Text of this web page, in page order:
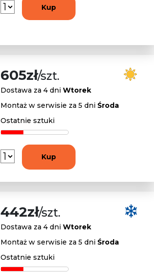
Kup
605zł/szt.
Dostawa za 4 dni Wtorek
Montaż w serwisie za 5 dni Środa
Ostatnie sztuki
Kup
442zł/szt.
Dostawa za 4 dni Wtorek
Montaż w serwisie za 5 dni Środa
Ostatnie sztuki